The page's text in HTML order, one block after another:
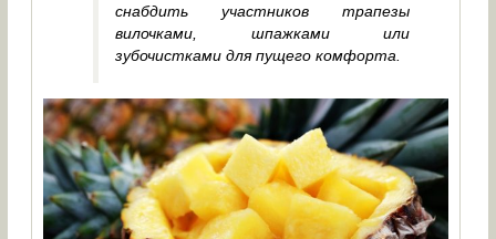
снабдить участников трапезы
вилочками, шпажками или
зубочистками для пущего комфорта.